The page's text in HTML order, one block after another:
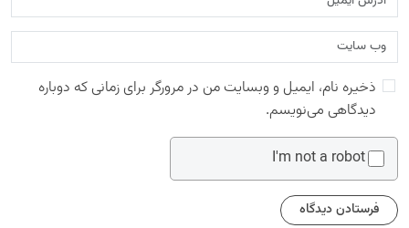
ذخیره نام، ایمیل و وبسایت من در مرورگر برای زمانی که دوباره
دیدگاهی می‌نویسم.
I'm not a robot